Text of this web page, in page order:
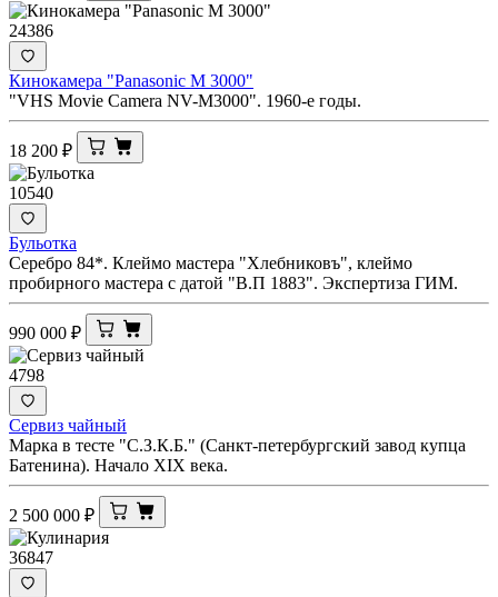
24386
Кинокамера "Panasonic M 3000"
"VHS Movie Camera NV-M3000". 1960-е годы.
18 200 ₽
10540
Бульотка
Серебро 84*. Клеймо мастера "Хлебниковъ", клеймо
пробирного мастера с датой "В.П 1883". Экспертиза ГИМ.
990 000 ₽
4798
Сервиз чайный
Марка в тесте "С.З.К.Б." (Санкт-петербургский завод купца
Батенина). Начало XIX века.
2 500 000 ₽
36847